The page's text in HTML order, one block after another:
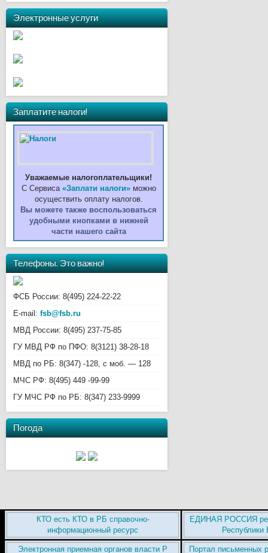
Электронные услуги
Заплатите налоги!
Уважаемые налогоплательщики!
С Сервиса «Заплати налоги»можно
осуществить оплату налогов.
Вы можете также воспользоваться
удобными кнопками в нижней
части нашего сайта
Телефоны. Это важно!
ФСБ России: 8(495) 224-22-22
E-mail: fsb@fsb.ru
МВД России: 8(495) 237-75-85
ГУ МВД РФ по ПФО: 8(3121) 38-28-18
МВД по РБ: 8(347) -128, с моб. — 128
МЧС РФ: 8(495) 449 -99-99
ГУ МЧС РФ по РБ: 8(347) 233-9999
Погода
КТО есть КТО в РБ справочно-
информационный ресурс
ЕДИНАЯ РОССИЯ
Республики
Электронная приемная органов власти Р
Портал письменных